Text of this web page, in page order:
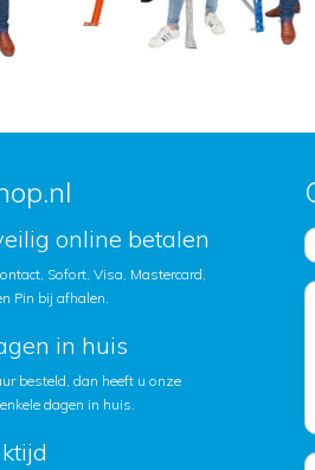
online betalen
Sofort, Visa, Mastercard,
Pin bij afhalen.
in huis
besteld, dan heeft u onze
dagen in huis.